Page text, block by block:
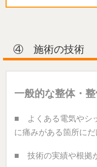
④ 施術の技術
一般的な整体・
■ よくある電気やシ
に痛みがある箇所に
■ 技術の実績や根拠